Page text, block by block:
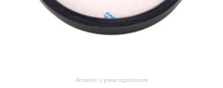
Accesorii si piese aspiratoare